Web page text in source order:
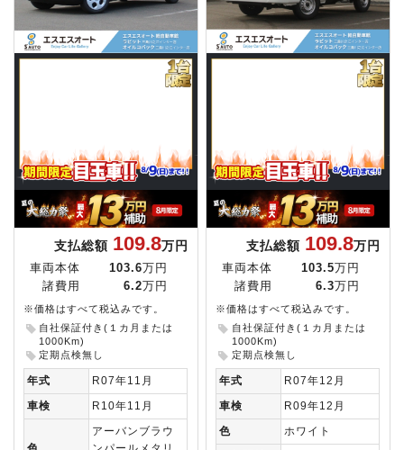
支払総額 109.8万円
車両本体 103.6 万円
諸費用
6.2 万円
※価格はすべて税込みです。
自社保証付き(１カ月または
1000Km)
定期点検無し
年式
R07年11月
車検
R10年11月
アーバンブラウ
支払総額 109.8万円
車両本体 103.5 万円
諸費用
6.3 万円
※価格はすべて税込みです。
自社保証付き(１カ月または
1000Km)
定期点検無し
年式
R07年12月
車検
R09年12月
色
ホワイト